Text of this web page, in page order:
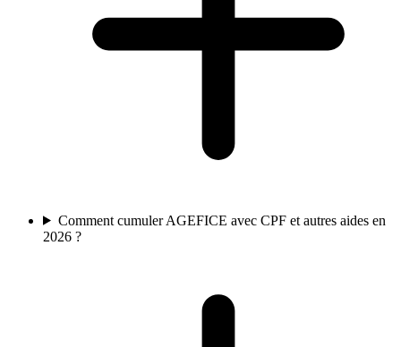
Comment cumuler AGEFICE avec CPF et autres aides en
2026 ?